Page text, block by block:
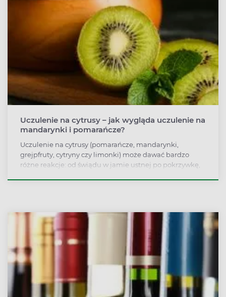
Uczulenie na cytrusy – jak wygląda uczulenie na
mandarynki i pomarańcze?
Uczulenie na cytrusy (pomarańcze, mandarynki,
grejpfruty, cytryny czy limonki) może dawać bardzo
różne reakcje: od świądu w jamie ustnej po pokrzywkę,